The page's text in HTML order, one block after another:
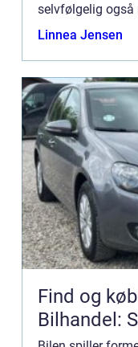
selvfølgelig også
et autovæ...
Linnea Jensen
Find og
Bilhandel: